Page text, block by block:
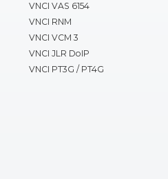
VNCI VAS 6154
VNCI RNM
VNCI VCM 3
VNCI JLR DoIP
VNCI PT3G / PT4G